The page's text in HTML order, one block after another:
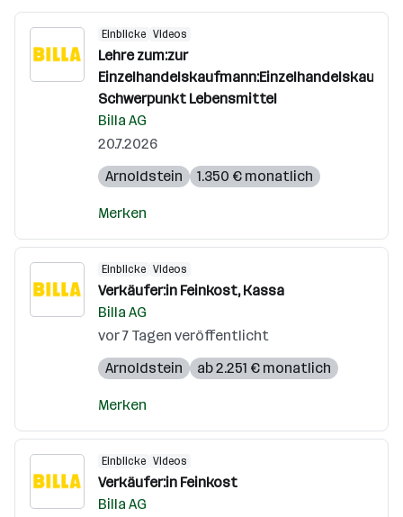
Einblicke Videos
Lehre zum:zur
Schwerpunkt Lebensmittel
Billa AG
20.7.2026
Arnoldstein
1.350 € monatlich
Merken
Einblicke Videos
Verkäufer:in Feinkost, Kassa
Billa AG
vor 7 Tagen veröffentlicht
Arnoldstein
ab 2.251 € monatlich
Merken
Einblicke Videos
Verkäufer:in Feinkost
Billa AG